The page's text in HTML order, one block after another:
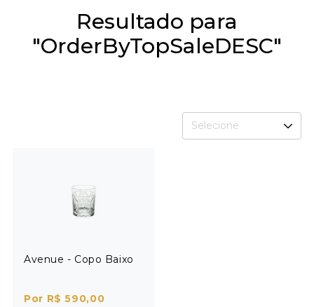
Resultado para
"OrderByTopSaleDESC"
Selecione
Avenue - Copo Baixo
Por R$ 590,00